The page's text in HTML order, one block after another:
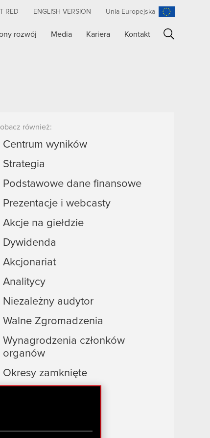
RED ENGLISH VERSION Unia Europejska
rozwój Media Kariera Kontakt
również:
Centrum wyników
Strategia
Podstawowe dane finansowe
Prezentacje i webcasty
Akcje na giełdzie
Dywidenda
Akcjonariat
Analitycy
Niezależny audytor
Walne Zgromadzenia
Wynagrodzenia członków
organów
Okresy zamknięte
Przydatne linki